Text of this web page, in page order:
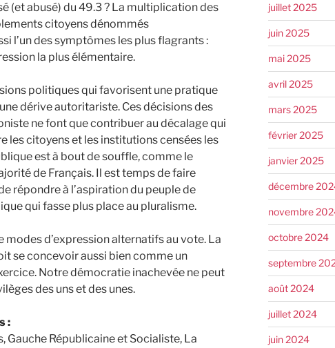
(et abusé) du 49.3 ? La multiplication des
citoyens dénommés
l’un des symptômes les plus flagrants :
la plus élémentaire.
politiques qui favorisent une pratique
dérive autoritariste. Ces décisions des
ne font que contribuer au décalage qui
les citoyens et les institutions censées les
est à bout de souffle, comme le
de Français. Il est temps de faire
répondre à l’aspiration du peuple de
qui fasse plus place au pluralisme.
modes d’expression alternatifs au vote. La
se concevoir aussi bien comme un
Notre démocratie inachevée ne peut
des uns et des unes.
:
Gauche Républicaine et Socialiste, La
juillet 2025
juin 2025
mai 2025
avril 2025
mars 2025
février 2025
janvier 2025
décembre
novembre
octobre 2024
septembre
août 2024
juillet 2024
juin 2024